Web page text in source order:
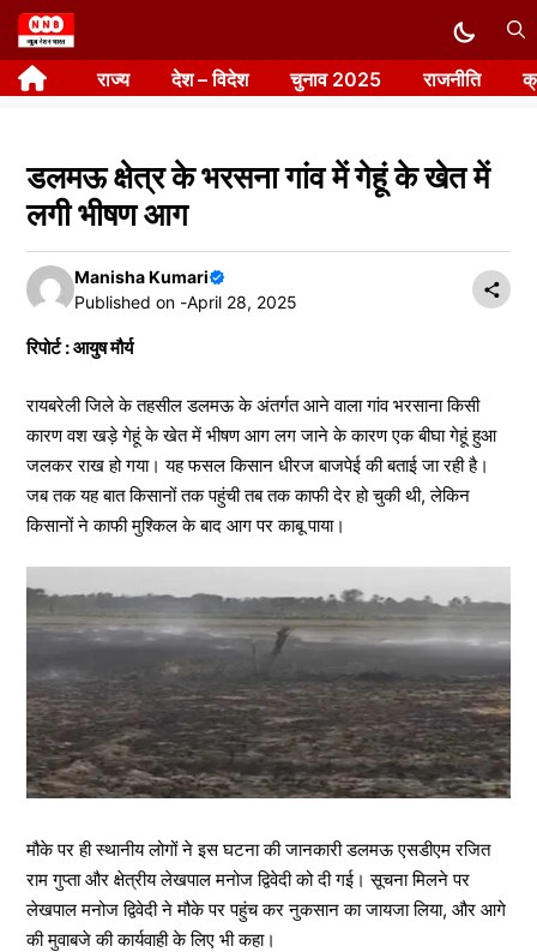
Skip
to
content राज्य देश – विदेश चुनाव 2025 राजनीति
डलमऊ क्षेत्र के भरसना गांव में गेहूं के खेत में
लगी भीषण आग
Manisha Kumari
Published on -April 28, 2025
रिपोर्ट : आयुष मौर्य
रायबरेली जिले के तहसील डलमऊ के अंतर्गत आने वाला गांव भरसाना किसी
कारण वश खड़े गेहूं के खेत में भीषण आग लग जाने के कारण एक बीघा गेहूं हुआ
जलकर राख हो गया। यह फसल किसान धीरज बाजपेई की बताई जा रही है।
जब तक यह बात किसानों तक पहुंची तब तक काफी देर हो चुकी थी, लेकिन
किसानों ने काफी मुश्किल के बाद आग पर काबू पाया।
मौके पर ही स्थानीय लोगों ने इस घटना की जानकारी डलमऊ एसडीएम रजित
राम गुप्ता और क्षेत्रीय लेखपाल मनोज द्विवेदी को दी गई। सूचना मिलने पर
लेखपाल मनोज द्विवेदी ने मौके पर पहुंच कर नुकसान का जायजा लिया, और आगे
की मुवाबजे की कार्यवाही के लिए भी कहा।